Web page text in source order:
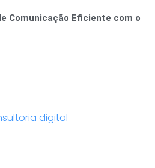
Comunicação Eficiente com o